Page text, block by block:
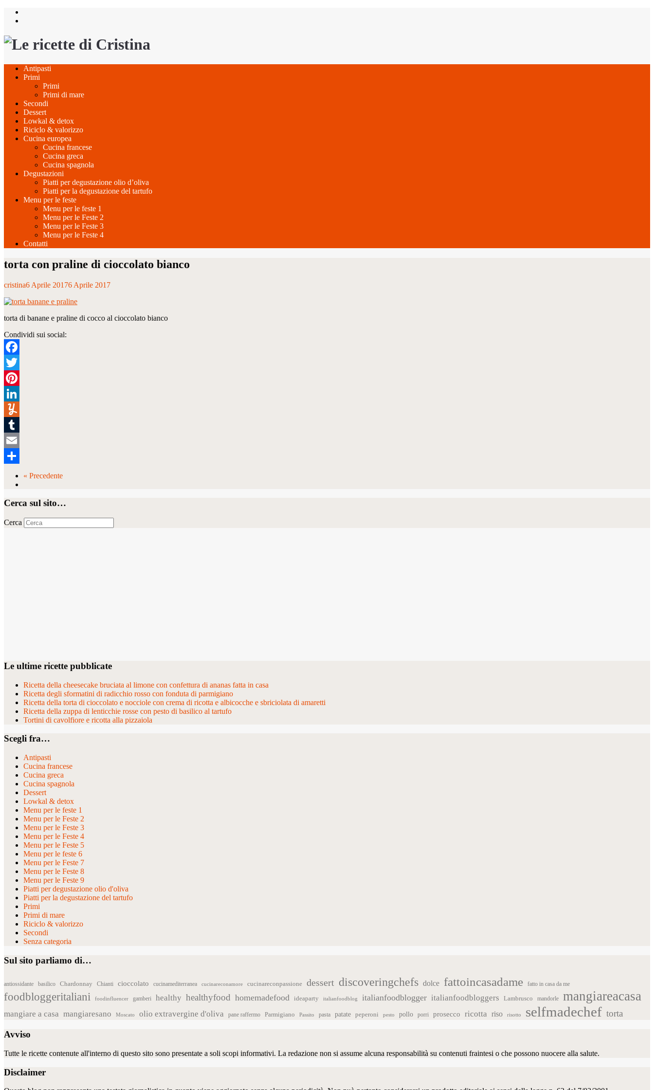
Salta
Antipasti
Primi
Primi
Primi di mare
Secondi
Dessert
Lowkal & detox
Riciclo & valorizzo
Cucina europea
Cucina francese
Cucina greca
Cucina spagnola
Degustazioni
Piatti per degustazione olio d’oliva
Piatti per la degustazione del tartufo
Menu per le feste
Menu per le feste 1
Menu per le Feste 2
Menu per le Feste 3
Menu per le Feste 4
Contatti
torta con praline di cioccolato bianco
cristina6 Aprile 20176 Aprile 2017
torta di banane e praline di cocco al cioccolato bianco
Condividi sui social:
Facebook
Twitter
Pinterest
LinkedIn
Yummly
Tumblr
Email
Condividi
« Precedente
Cerca sul sito…
Cerca
Le ultime ricette pubblicate
Ricetta della cheesecake bruciata al limone con confettura di ananas fatta in casa
Ricetta degli sformatini di radicchio rosso con fonduta di parmigiano
Ricetta della torta di cioccolato e nocciole con crema di ricotta e albicocche e sbriciolata di amaretti
Ricetta della zuppa di lenticchie rosse con pesto di basilico al tartufo
Tortini di cavolfiore e ricotta alla pizzaiola
Scegli fra…
Antipasti
Cucina francese
Cucina greca
Cucina spagnola
Dessert
Lowkal & detox
Menu per le feste 1
Menu per le Feste 2
Menu per le Feste 3
Menu per le Feste 4
Menu per le Feste 5
Menu per le feste 6
Menu per le Feste 7
Menu per le Feste 8
Menu per le Feste 9
Piatti per degustazione olio d'oliva
Piatti per la degustazione del tartufo
Primi
Primi di mare
Riciclo & valorizzo
Secondi
Senza categoria
Sul sito parliamo di…
antiossidante basilico Chardonnay Chianti cioccolato cucinamediterranea cucinareconamore cucinareconpassione dessert discoveringchefs dolce fattoincasadame fatto in casa da me
foodbloggeritaliani foodinfluencer gamberi healthy healthyfood homemadefood ideaparty italianfoodblog italianfoodblogger italianfoodbloggers Lambrusco mandorle mangiareacasa
mangiare a casa mangiaresano Moscato olio extravergine d'oliva pane raffermo Parmigiano Passito pasta patate peperoni pesto pollo porri prosecco ricotta riso risotto selfmadechef torta
Avviso
Tutte le ricette contenute all'interno di questo sito sono presentate a soli scopi informativi. La redazione non si assume alcuna responsabilità su contenuti fraintesi o che possono nuocere alla salute.
Disclaimer